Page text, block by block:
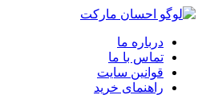
درباره ما
تماس با ما
قوانین سایت
راهنمای خرید